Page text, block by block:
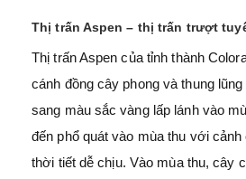
Thị trấn Aspen – thị trấn trượt
Thị trấn Aspen của tỉnh thành
cánh đồng cây phong và thung
sang màu sắc vàng lấp lánh vào
đến phổ quát vào mùa thu với cảnh
thời tiết dễ chịu. Vào mùa thu, cây